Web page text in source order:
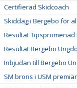
Certifierad Skidcoach
Skiddag i Bergebo för
Resultat Tipspromenad
Resultat Bergebo
Inbjudan till Bergebo
SM brons i USM